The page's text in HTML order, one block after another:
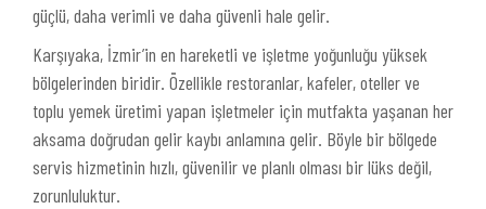
güçlü, daha verimli ve daha güvenli hale gelir.
Karşıyaka, İzmir’in en hareketli ve işletme yoğunluğu yüksek
bölgelerinden biridir. Özellikle restoranlar, kafeler, oteller ve
toplu yemek üretimi yapan işletmeler için mutfakta yaşanan her
aksama doğrudan gelir kaybı anlamına gelir. Böyle bir bölgede
servis hizmetinin hızlı, güvenilir ve planlı olması bir lüks değil,
zorunluluktur.